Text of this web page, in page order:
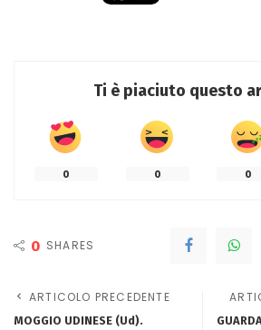
Ti è piaciuto questo
0 0 0
0 SHARES
ARTICOLO PRECEDENTE
MOGGIO UDINESE (Ud).